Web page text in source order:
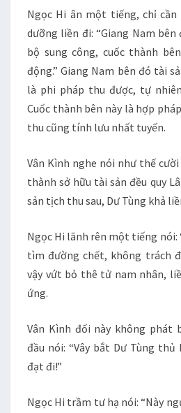
Ngọc Hi ân một tiếng, chỉ cần
dưỡng liền đi: “Giang Nam
bộ sung công, cuốc thành
động.” Giang Nam bên đó tài
là phi pháp thu được, tự
Cuốc thành bên này là hợp
thu cũng tính lưu nhất tuyến.
Vân Kình nghe nói như thế
thành sở hữu tài sản đều quy
sản tịch thu sau, Dư Tùng khả
Ngọc Hi lãnh rên một tiếng nói:
tìm đường chết, không trách
vậy vứt bỏ thê tử nam nhân,
ứng.
Vân Kình đối này không phát
đầu nói: “Vây bắt Dư Tùng
đạt đi!”
Ngọc Hi trầm tư hạ nói: “Này